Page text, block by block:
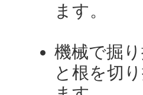
ます。
機械で掘
と根を切